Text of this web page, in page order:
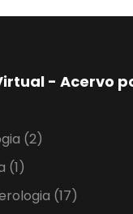
- Acervo
(2)
(1)
(17)